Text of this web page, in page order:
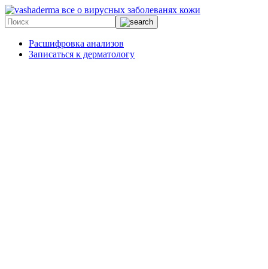
все о вирусных заболеванях кожи
Расшифровка анализов
Записаться к дерматологу